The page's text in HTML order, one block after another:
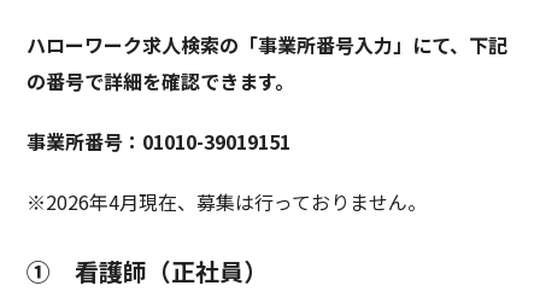
ハローワーク求人検索の「事業所番号入力」にて、下記
の番号で詳細を確認できます。
事業所番号：01010-39019151
※2026年4月現在、募集は行っておりません。
① 看護師（正社員）